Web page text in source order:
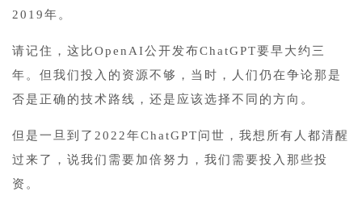
2019年。
请记住，这比OpenAI公开发布ChatGPT要早大约三
年。但我们投入的资源不够，当时，人们仍在争论那是
否是正确的技术路线，还是应该选择不同的方向。
但是一旦到了2022年ChatGPT问世，我想所有人都清醒
过来了，说我们需要加倍努力，我们需要投入那些投
资。